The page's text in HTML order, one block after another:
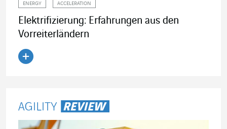
ENERGY ACCELERATION
Elektrifizierung: Erfahrungen aus den
Vorreiterländern